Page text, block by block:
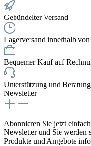
Gebündelter Versand
Lagerversand innerhalb von
Bequemer Kauf auf
Unterstützung und
Newsletter
Abonnieren Sie jetzt
Newsletter und Sie werden
Produkte und Angebote